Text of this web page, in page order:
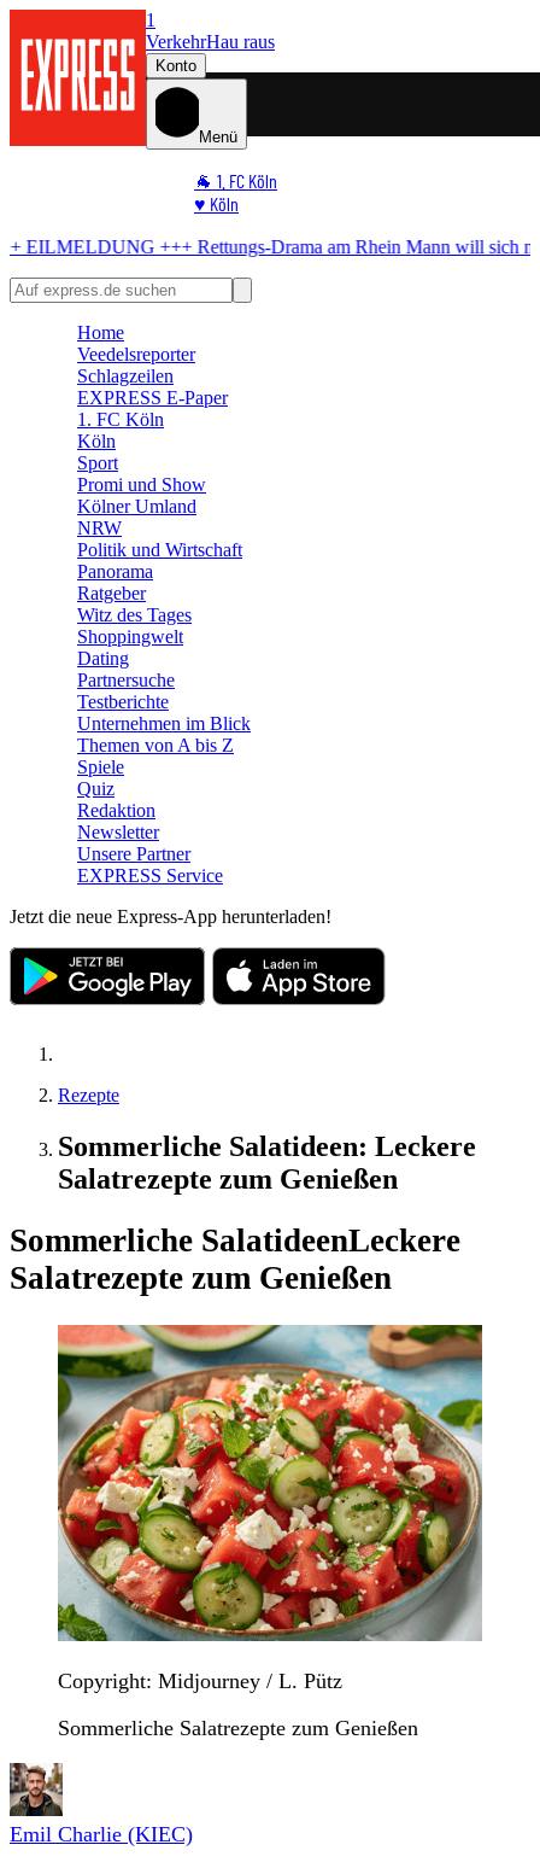
1
VerkehrHau raus
Konto
Menü
🐐 1. FC Köln
♥️ Köln
🏆 Sport
Rettungs-Drama am RheinMann will sich nicht retten lassen+++
Home
Veedelsreporter
Schlagzeilen
EXPRESS E-Paper
1. FC Köln
Köln
Sport
Promi und Show
Kölner Umland
NRW
Politik und Wirtschaft
Panorama
Ratgeber
Witz des Tages
Shoppingwelt
Dating
Partnersuche
Testberichte
Unternehmen im Blick
Themen von A bis Z
Spiele
Quiz
Redaktion
Newsletter
Unsere Partner
EXPRESS Service
Jetzt die neue Express-App herunterladen!
Rezepte
Sommerliche Salatideen: Leckere
Salatrezepte zum Genießen
Sommerliche SalatideenLeckere
Salatrezepte zum Genießen
Copyright: Midjourney / L. Pütz
Sommerliche Salatrezepte zum Genießen
Emil Charlie (KIEC)